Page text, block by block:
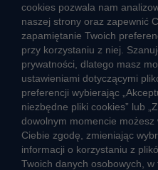
CIEPŁO SYSTEMOWE
Zalety ciepła systemowego
Ciepło przez cały rok
Usługi okołociepłownicze
Informacje ciepła systemowego
JAK POWSTAJE
cookies pozwala nam
naszej strony oraz zapewnić
zapamiętanie Twoich
przy korzystaniu z niej.
prywatności, dlatego masz
ustawieniami dotyczącymi
preferencji wybierając
niezbędne pliki cookies” lub
dowolnym momencie
Ciebie zgodę, zmieniając
informacji o korzystaniu z
Twoich danych osobowych, w